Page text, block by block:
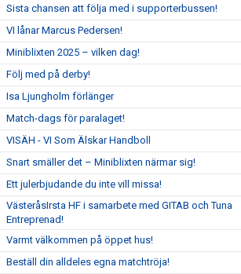
Sista chansen att följa med i supporterbussen!
VI lånar Marcus Pedersen!
Miniblixten 2025 – vilken dag!
Följ med på derby!
Isa Ljungholm förlänger
Match-dags för paralaget!
VISÄH - VI Som Älskar Handboll
Snart smäller det – Miniblixten närmar sig!
Ett julerbjudande du inte vill missa!
VästeråsIrsta HF i samarbete med GITAB och Tuna
Entreprenad!
Varmt välkommen på öppet hus!
Beställ din alldeles egna matchtröja!